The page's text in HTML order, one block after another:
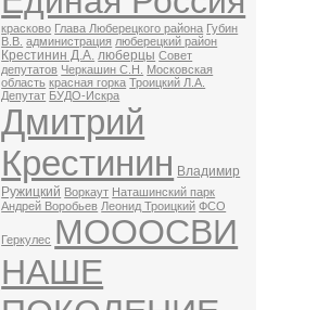
красково Глава Люберецкого района Губин
В.В. администрация люберецкий район
Крестинин Д.А. люберцы Совет
депутатов Черкашин С.Н.
Московская
область красная горка Троицкий Л.А.
Депутат БУДО-Искра
Дмитрий
Крестинин Владимир
Ружицкий Воркаут Наташинский парк
Андрей Воробьев Леонид Троицкий ФСО
Геркулес МОООСВИ
НАШЕ